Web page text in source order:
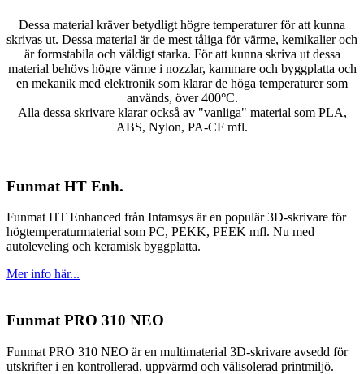
Dessa material kräver betydligt högre temperaturer för att kunna
skrivas ut. Dessa material är de mest tåliga för värme, kemikalier och
är formstabila och väldigt starka. För att kunna skriva ut dessa
material behövs högre värme i nozzlar, kammare och byggplatta och
en mekanik med elektronik som klarar de höga temperaturer som
används, över 400°C.
Alla dessa skrivare klarar också av "vanliga" material som PLA,
ABS, Nylon, PA-CF mfl.
Funmat HT Enh.
Funmat HT Enhanced från Intamsys är en populär 3D-skrivare för
högtemperaturmaterial som PC, PEKK, PEEK mfl. Nu med
autoleveling och keramisk byggplatta.
Mer info här...
Funmat PRO 310 NEO
Funmat PRO 310 NEO är en multimaterial 3D-skrivare avsedd för
utskrifter i en kontrollerad, uppvärmd och välisolerad printmiljö.